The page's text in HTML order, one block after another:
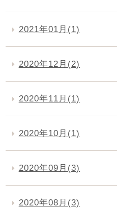
2021年01月(1)
2020年12月(2)
2020年11月(1)
2020年10月(1)
2020年09月(3)
2020年08月(3)